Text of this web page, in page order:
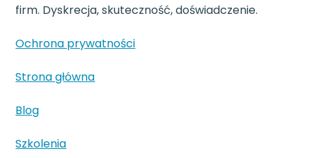
firm. Dyskrecja, skuteczność, doświadczenie.
Ochrona prywatności
Strona główna
Blog​
Szkolenia